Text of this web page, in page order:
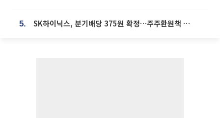
5. SK하이닉스, 분기배당 375원 확정…주주환원책 9월로 앞당겨 발표